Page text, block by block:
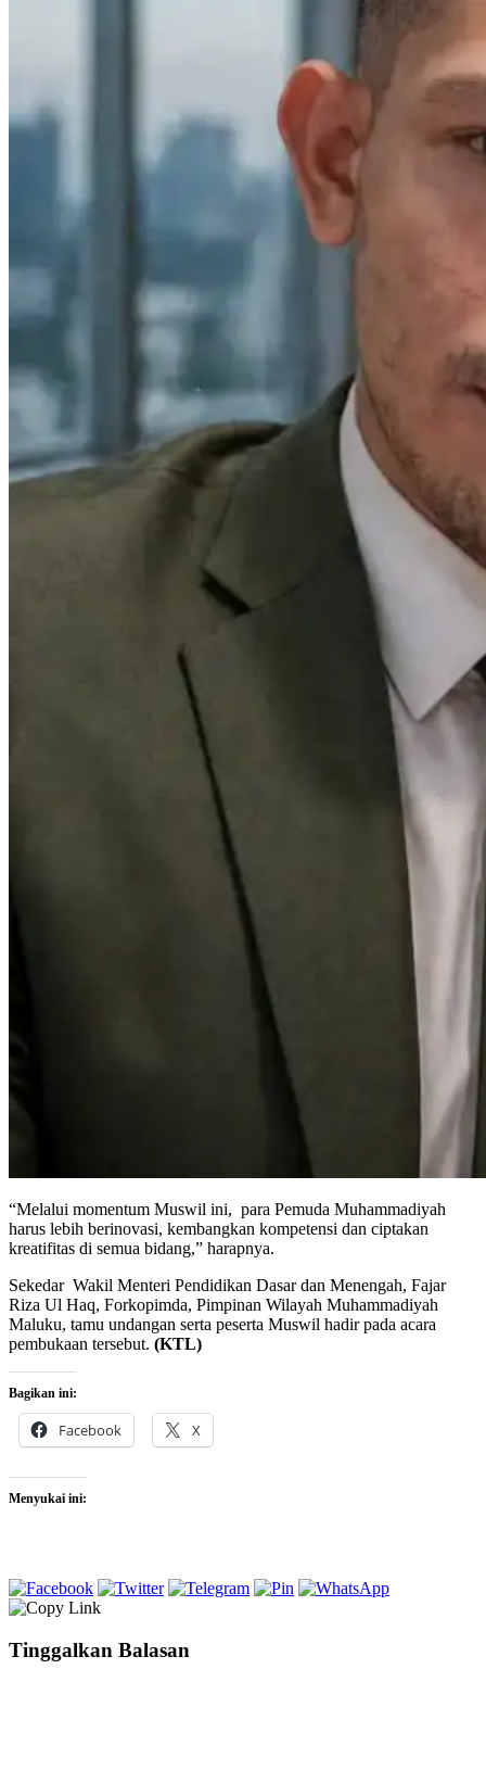
“Melalui momentum Muswil ini, para Pemuda Muhammadiyah
harus lebih berinovasi, kembangkan kompetensi dan ciptakan
kreatifitas di semua bidang,” harapnya.
Sekedar Wakil Menteri Pendidikan Dasar dan Menengah, Fajar
Riza Ul Haq, Forkopimda, Pimpinan Wilayah Muhammadiyah
Maluku, tamu undangan serta peserta Muswil hadir pada acara
pembukaan tersebut. (KTL)
Bagikan ini:
Facebook X
Menyukai ini:
Tinggalkan Balasan